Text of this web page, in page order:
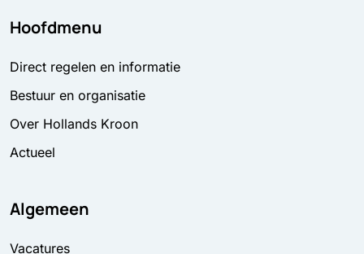
Hoofdmenu
Direct regelen en informatie
Bestuur en organisatie
Over Hollands Kroon
Actueel
Algemeen
Vacatures